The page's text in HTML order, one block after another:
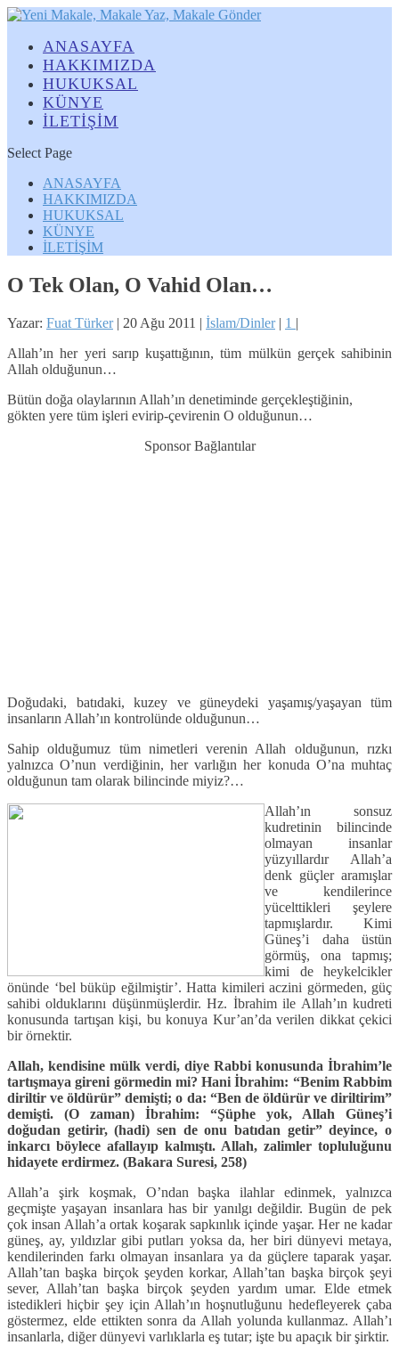
ANASAYFA
HAKKIMIZDA
HUKUKSAL
KÜNYE
İLETİŞİM
Select Page
ANASAYFA
HAKKIMIZDA
HUKUKSAL
KÜNYE
İLETİŞİM
O Tek Olan, O Vahid Olan…
Yazar: Fuat Türker| 20 Ağu 2011 | İslam/Dinler| 1 |
Allah’ın her yeri sarıp kuşattığının, tüm mülkün gerçek sahibinin
Allah olduğunun…
Bütün doğa olaylarının Allah’ın denetiminde gerçekleştiğinin,
gökten yere tüm işleri evirip-çevirenin O olduğunun…
Sponsor Bağlantılar
Doğudaki, batıdaki, kuzey ve güneydeki yaşamış/yaşayan tüm
insanların Allah’ın kontrolünde olduğunun…
Sahip olduğumuz tüm nimetleri verenin Allah olduğunun, rızkı
yalnızca O’nun verdiğinin, her varlığın her konuda O’na muhtaç
olduğunun tam olarak bilincinde miyiz?…
Allah’ın sonsuz
kudretinin bilincinde
olmayan insanlar
yüzyıllardır Allah’a
denk güçler aramışlar
ve kendilerince
yücelttikleri şeylere
tapmışlardır. Kimi
Güneş’i daha üstün
görmüş, ona tapmış;
kimi de heykelcikler
önünde ‘bel büküp eğilmiştir’. Hatta kimileri aczini görmeden, güç
sahibi olduklarını düşünmüşlerdir. Hz. İbrahim ile Allah’ın kudreti
konusunda tartışan kişi, bu konuya Kur’an’da verilen dikkat çekici
bir örnektir.
Allah, kendisine mülk verdi, diye Rabbi konusunda İbrahim’le
tartışmaya gireni görmedin mi? Hani İbrahim: “Benim Rabbim
diriltir ve öldürür” demişti; o da: “Ben de öldürür ve diriltirim”
demişti. (O zaman) İbrahim: “Şüphe yok, Allah Güneş’i
doğudan getirir, (hadi) sen de onu batıdan getir” deyince, o
inkarcı böylece afallayıp kalmıştı. Allah, zalimler topluluğunu
hidayete erdirmez. (Bakara Suresi, 258)
Allah’a şirk koşmak, O’ndan başka ilahlar edinmek, yalnızca
geçmişte yaşayan insanlara has bir yanılgı değildir. Bugün de pek
çok insan Allah’a ortak koşarak sapkınlık içinde yaşar. Her ne kadar
güneş, ay, yıldızlar gibi putları yoksa da, her biri dünyevi metaya,
kendilerinden farkı olmayan insanlara ya da güçlere taparak yaşar.
Allah’tan başka birçok şeyden korkar, Allah’tan başka birçok şeyi
sever, Allah’tan başka birçok şeyden yardım umar. Elde etmek
istedikleri hiçbir şey için Allah’ın hoşnutluğunu hedefleyerek çaba
göstermez, elde ettikten sonra da Allah yolunda kullanmaz. Allah’ı
insanlarla, diğer dünyevi varlıklarla eş tutar; işte bu apaçık bir şirktir.